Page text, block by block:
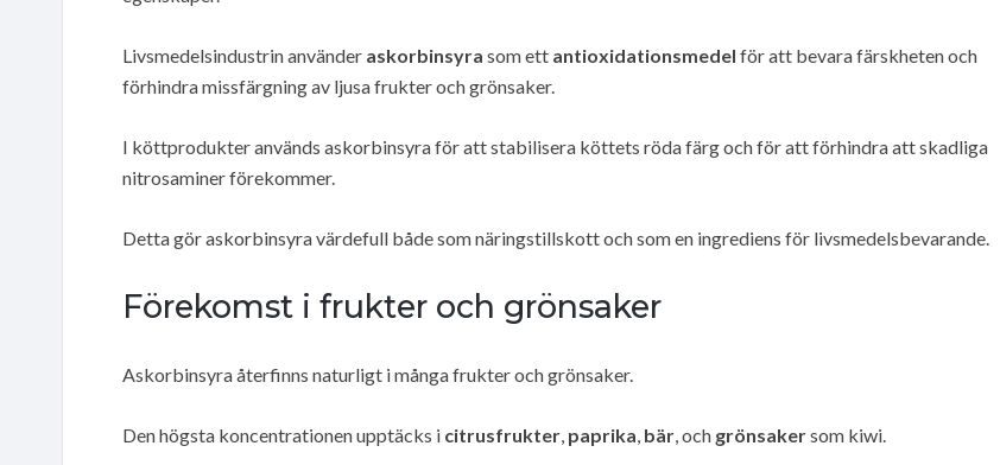
Livsmedelsindustrin använder askorbinsyra som ett antioxidationsmedel för att bevara färskheten och
förhindra missfärgning av ljusa frukter och grönsaker.
I köttprodukter används askorbinsyra för att stabilisera köttets röda färg och för att förhindra att skadliga
nitrosaminer förekommer.
Detta gör askorbinsyra värdefull både som näringstillskott och som en ingrediens för livsmedelsbevarande.
Förekomst i frukter och grönsaker
Askorbinsyra återfinns naturligt i många frukter och grönsaker.
Den högsta koncentrationen upptäcks i citrusfrukter, paprika, bär, och grönsakersom kiwi.